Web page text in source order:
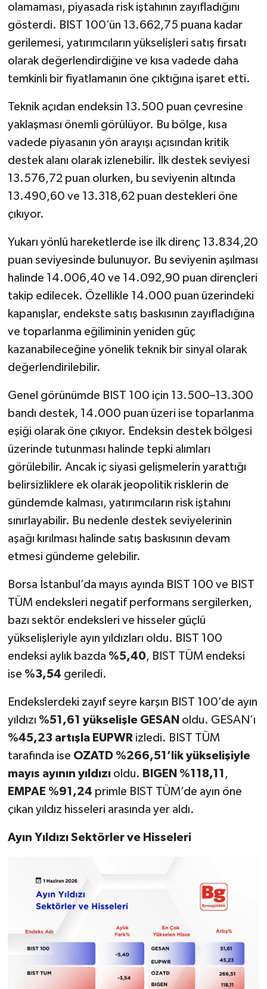
olamaması, piyasada risk iştahının zayıfladığını
gösterdi. BIST 100’ün 13.662,75 puana kadar
gerilemesi, yatırımcıların yükselişleri satış fırsatı
olarak değerlendirdiğine ve kısa vadede daha
temkinli bir fiyatlamanın öne çıktığına işaret etti.
Teknik açıdan endeksin 13.500 puan çevresine
yaklaşması önemli görülüyor. Bu bölge, kısa
vadede piyasanın yön arayışı açısından kritik
destek alanı olarak izlenebilir. İlk destek seviyesi
13.576,72 puan olurken, bu seviyenin altında
13.490,60 ve 13.318,62 puan destekleri öne
çıkıyor.
Yukarı yönlü hareketlerde ise ilk direnç 13.834,20
puan seviyesinde bulunuyor. Bu seviyenin aşılması
halinde 14.006,40 ve 14.092,90 puan dirençleri
takip edilecek. Özellikle 14.000 puan üzerindeki
kapanışlar, endekste satış baskısının zayıfladığına
ve toparlanma eğiliminin yeniden güç
kazanabileceğine yönelik teknik bir sinyal olarak
değerlendirilebilir.
Genel görünümde BIST 100 için 13.500–13.300
bandı destek, 14.000 puan üzeri ise toparlanma
eşiği olarak öne çıkıyor. Endeksin destek bölgesi
üzerinde tutunması halinde tepki alımları
görülebilir. Ancak iç siyasi gelişmelerin yarattığı
belirsizliklere ek olarak jeopolitik risklerin de
gündemde kalması, yatırımcıların risk iştahını
sınırlayabilir. Bu nedenle destek seviyelerinin
aşağı kırılması halinde satış baskısının devam
etmesi gündeme gelebilir.
Borsa İstanbul’da mayıs ayında BIST 100 ve BIST
TÜM endeksleri negatif performans sergilerken,
bazı sektör endeksleri ve hisseler güçlü
yükselişleriyle ayın yıldızları oldu. BIST 100
endeksi aylık bazda %5,40, BIST TÜM endeksi
ise %3,54 geriledi.
Endekslerdeki zayıf seyre karşın BIST 100’de ayın
yıldızı %51,61 yükselişle GESAN oldu. GESAN’ı
%45,23 artışla EUPWR izledi. BIST TÜM
tarafında ise OZATD %266,51’lik yükselişiyle
mayıs ayının yıldızıoldu. BIGEN %118,11 ,
EMPAE %91,24 primle BIST TÜM’de ayın öne
çıkan yıldız hisseleri arasında yer aldı.
Ayın Yıldızı Sektörler ve Hisseleri